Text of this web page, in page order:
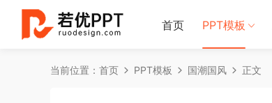
首页 PPT模板
当前位置： 首页 PPT模板 国潮国风 正文